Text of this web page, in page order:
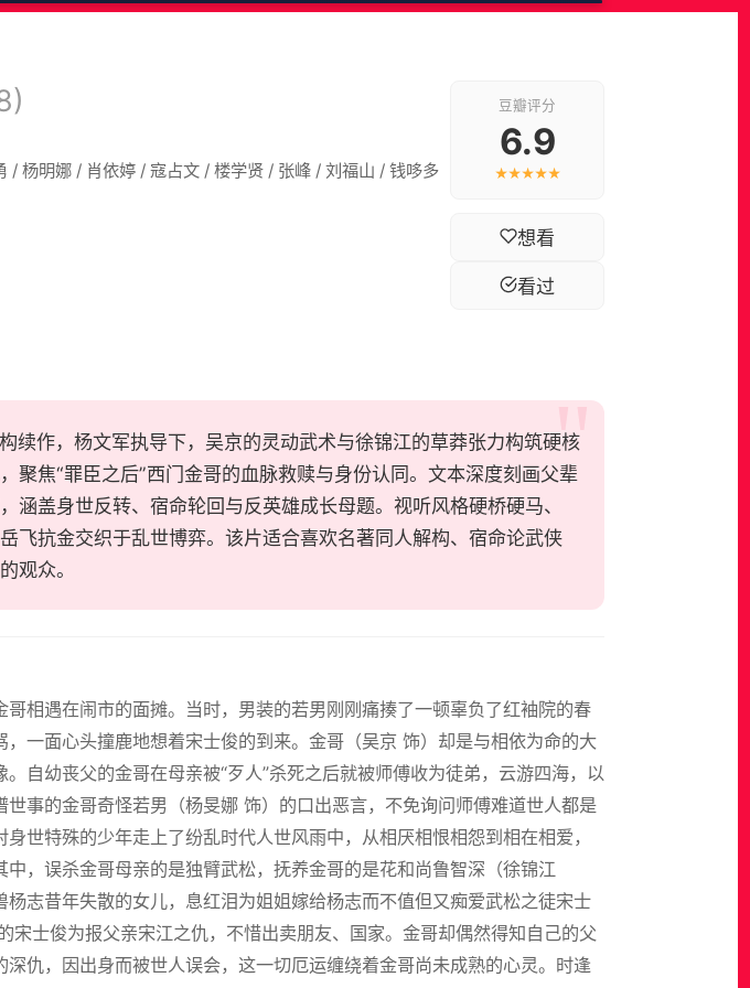
/ 杨明娜 / 肖依婷 / 寇占文 / 楼学贤 / 张峰 / 刘福山 / 钱哆多
豆瓣评分
6.9
★★★★★
想看
看过
续作，杨文军执导下，吴京的灵动武术与徐锦江的草莽张力构筑硬核
聚焦“罪臣之后”西门金哥的血脉救赎与身份认同。文本深度刻画父辈
涵盖身世反转、宿命轮回与反英雄成长母题。视听风格硬桥硬马、
飞抗金交织于乱世博弈。该片适合喜欢名著同人解构、宿命论武侠
观众。
相遇在闹市的面摊。当时，男装的若男刚刚痛揍了一顿辜负了红袖院的春
一面心头撞鹿地想着宋士俊的到来。金哥（吴京 饰）却是与相依为命的大
自幼丧父的金哥在母亲被“歹人”杀死之后就被师傅收为徒弟，云游四海，以
事的金哥奇怪若男（杨旻娜 饰）的口出恶言，不免询问师傅难道世人都是
世特殊的少年走上了纷乱时代人世风雨中，从相厌相恨相怨到相在相爱，
，误杀金哥母亲的是独臂武松，抚养金哥的是花和尚鲁智深（徐锦江
志昔年失散的女儿，息红泪为姐姐嫁给杨志而不值但又痴爱武松之徒宋士
宋士俊为报父亲宋江之仇，不惜出卖朋友、国家。金哥却偶然得知自己的父
仇，因出身而被世人误会，这一切厄运缠绕着金哥尚未成熟的心灵。时逢